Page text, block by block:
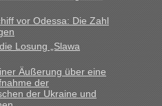
• Re: Seit Anfang
Verstöße im Wert von
die Frau mit dabei ist.
schließlich immer unter
vor Odessa: Die Zahl
Losung „Slawa
Äußerung über eine
der
der Ukraine und